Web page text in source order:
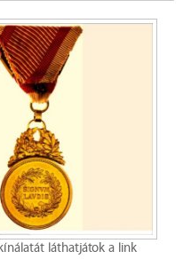
láthatjátok a link